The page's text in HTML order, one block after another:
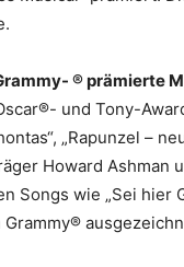
® prämierte
und Tony-
„Rapunzel –
Howard Ashman
Songs wie „Sei hier